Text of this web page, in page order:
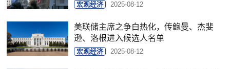
宏观经济 2025-08-12
美联储主席之争白热化，传鲍曼、杰斐
逊、洛根进入候选人名单
宏观经济 2025-08-12